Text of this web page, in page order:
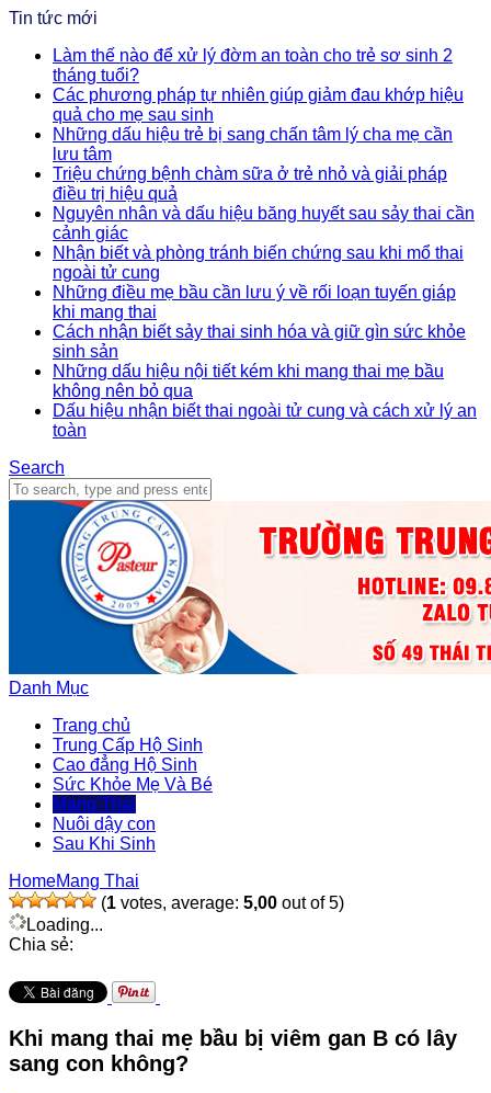
Tin tức mới
Làm thế nào để xử lý đờm an toàn cho trẻ sơ sinh 2
tháng tuổi?
Các phương pháp tự nhiên giúp giảm đau khớp hiệu
quả cho mẹ sau sinh
Những dấu hiệu trẻ bị sang chấn tâm lý cha mẹ cần
lưu tâm
Triệu chứng bệnh chàm sữa ở trẻ nhỏ và giải pháp
điều trị hiệu quả
Nguyên nhân và dấu hiệu băng huyết sau sảy thai cần
cảnh giác
Nhận biết và phòng tránh biến chứng sau khi mổ thai
ngoài tử cung
Những điều mẹ bầu cần lưu ý về rối loạn tuyến giáp
khi mang thai
Cách nhận biết sảy thai sinh hóa và giữ gìn sức khỏe
sinh sản
Những dấu hiệu nội tiết kém khi mang thai mẹ bầu
không nên bỏ qua
Dấu hiệu nhận biết thai ngoài tử cung và cách xử lý an
toàn
Search
Danh Mục
Trang chủ
Trung Cấp Hộ Sinh
Cao đẳng Hộ Sinh
Sức Khỏe Mẹ Và Bé
Mang Thai
Nuôi dậy con
Sau Khi Sinh
HomeMang Thai
(1 votes, average: 5,00 out of 5)
Loading...
Chia sẻ:
Khi mang thai mẹ bầu bị viêm gan B có lây
sang con không?